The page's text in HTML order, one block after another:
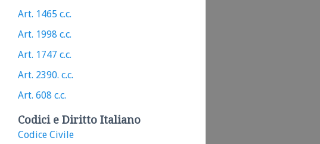
Art. 1465 c.c.
Art. 1998 c.c.
Art. 1747 c.c.
Art. 2390. c.c.
Art. 608 c.c.
Codici e Diritto Italiano
Codice Civile